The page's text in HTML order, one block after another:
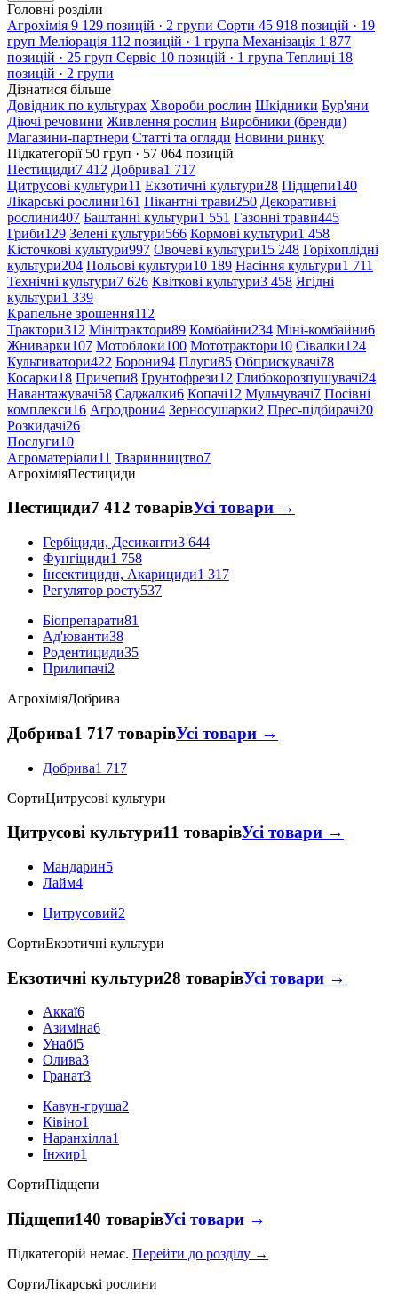
Головні розділи
Агрохімія 9 129 позицій · 2 групи Сорти 45 918 позицій · 19
груп Меліорація 112 позицій · 1 група Механізація 1 877
позицій · 25 груп Сервіс 10 позицій · 1 група Теплиці 18
позицій · 2 групи
Дізнатися більше
Довідник по культурах Хвороби рослин Шкідники Бур'яни
Діючі речовини Живлення рослин Виробники (бренди)
Магазини-партнери Статті та огляди Новини ринку
Підкатегорії 50 груп · 57 064 позицій
Пестициди7 412 Добрива1 717
Цитрусові культури11 Екзотичні культури28 Підщепи140
Лікарські рослини161 Пікантні трави250 Декоративні
рослини407 Баштанні культури1 551 Газонні трави445
Гриби129 Зелені культури566 Кормові культури1 458
Кісточкові культури997 Овочеві культури15 248 Горіхоплідні
культури204 Польові культури10 189 Насіння культури1 711
Технічні культури7 626 Квіткові культури3 458 Ягідні
культури1 339
Крапельне зрошення112
Трактори312 Мінітрактори89 Комбайни234 Міні-комбайни6
Жниварки107 Мотоблоки100 Мототрактори10 Сівалки124
Культиватори422 Борони94 Плуги85 Обприскувачі78
Косарки18 Причепи8 Ґрунтофрези12 Глибокорозпушувачі24
Навантажувачі58 Саджалки6 Копачі12 Мульчувачі7 Посівні
комплекси16 Агродрони4 Зерносушарки2 Прес-підбирачі20
Розкидачі26
Послуги10
Агроматеріали11 Тваринництво7
АгрохіміяПестициди
Пестициди7 412 товарівУсі товари →
Гербіциди, Десиканти3 644
Фунгіциди1 758
Інсектициди, Акарициди1 317
Регулятор росту537
Біопрепарати81
Ад'юванти38
Родентициди35
Прилипачі2
АгрохіміяДобрива
Добрива1 717 товарівУсі товари →
Добрива1 717
СортиЦитрусові культури
Цитрусові культури11 товарівУсі товари →
Мандарин5
Лайм4
Цитрусовий2
СортиЕкзотичні культури
Екзотичні культури28 товарівУсі товари →
Аккаї6
Азиміна6
Унабі5
Олива3
Гранат3
Кавун-груша2
Ківіно1
Наранхілла1
Інжир1
СортиПідщепи
Підщепи140 товарівУсі товари →
Підкатегорій немає. Перейти до розділу →
СортиЛікарські рослини